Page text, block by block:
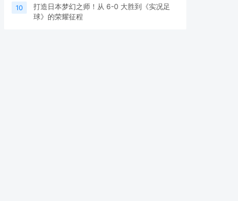
10
打造日本梦幻之师！从 6-0 大胜到《实况足
球》的荣耀征程